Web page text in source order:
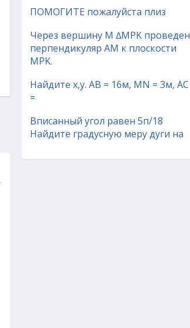
ПОМОГИТЕ пожалуйста плиз
Через вершину M ∆MPK проведен
перпендикуляр AM к плоскости
MPK.
Найдите х,у. АВ = 16м, МN = 3м, AC
=
Вписанный угол равен 5п/18
Найдите градусную меру дуги на